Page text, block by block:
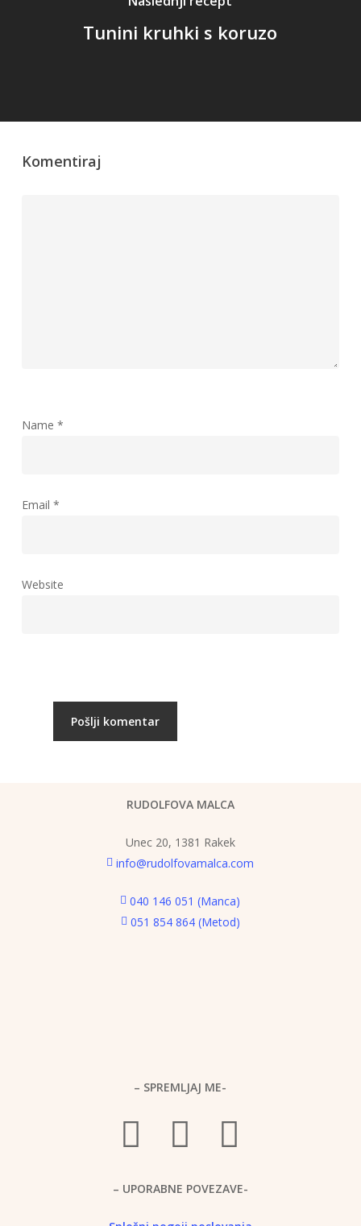
Tunini kruhki s koruzo
Komentiraj
Name *
Email *
Website
RUDOLFOVA MALCA
Unec 20, 1381 Rakek
info@rudolfovamalca.com
040 146 051 (Manca)
051 854 864 (Metod)
– SPREMLJAJ ME-
– UPORABNE POVEZAVE-